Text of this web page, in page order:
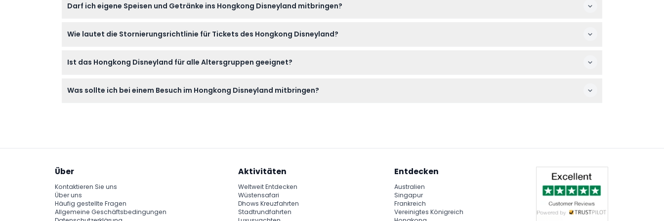
Darf ich eigene Speisen und Getränke ins Hongkong Disneyland mitbringen?
benötigen.
Wie lautet die Stornierungsrichtlinie für Tickets des Hongkong Disneyland?
buchen.
Ist das Hongkong Disneyland für alle Altersgruppen geeignet?
Eintritt für Kinder unter 3 Jahren.
Was sollte ich bei einem Besuch im Hongkong Disneyland mitbringen?
Über
Kontaktieren Sie uns
Über uns
Häufig gestellte Fragen
Allgemeine Geschäftsbedingungen
Aktivitäten
Weltweit Entdecken
Wüstensafari
Dhows Kreuzfahrten
Stadtrundfahrten
Entdecken
Australien
Singapur
Frankreich
Vereinigtes Königreich